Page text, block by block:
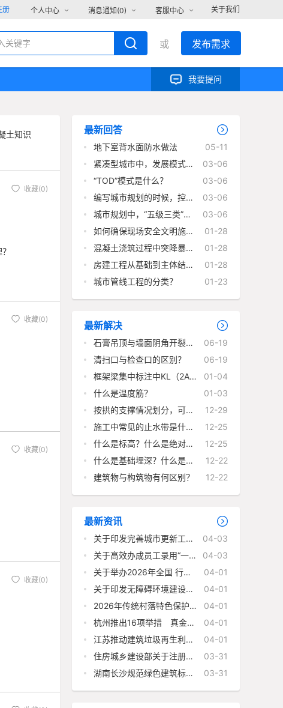
册 个人中心 消息通知(0) 客服中心 关于我们
或 发布需求
我要提问
土知识
收藏(0)
收藏(0)
收藏(0)
收藏(0)
最新回答
地下室背水面防水做法
05-11
紧凑型城市中，发展模式的
03-06
“TOD”模式是什么？
03-06
编写城市规划的时候，控制
几个方面？
03-06
城市规划中，“五级三类”规
03-06
如何确保现场安全文明施工
准》（JGJ59-2011）？
01-28
混凝土浇筑过程中突降暴
处理？
01-28
房建工程从基础到主体结构
01-28
城市管线工程的分类？
01-23
最新解决
石膏吊顶与墙面阴角开裂的
06-19
清扫口与检查口的区别？
06-19
框架梁集中标注中KL（2A）
01-04
什么是温度筋？
01-03
按拱的支撑情况划分，可以
12-29
施工中常见的止水带是什
12-25
什么是标高？什么是绝对标
12-25
什么是基础埋深？什么是深
12-22
建筑物与构筑物有何区别？
12-22
最新资讯
关于印发完善城市更新工程
制经验做法清单的通知
04-03
关于高效办成员工录用“一
04-03
关于举办2026年全国 行业
国住房城乡建设行业职业 技
04-01
关于印发无障碍环境建设可
批）的通知
04-01
2026年传统村落特色保护区
示
04-01
杭州推出16项举措 真金白
04-01
江苏推动建筑垃圾再生利用
04-01
住房城乡建设部关于注册公
通知
03-31
湖南长沙规范绿色建筑标识
03-31